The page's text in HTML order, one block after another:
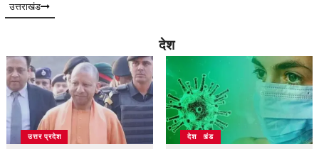
उत्तराखंड
देश
उत्तर प्रदेश उत्तराखंड
देश